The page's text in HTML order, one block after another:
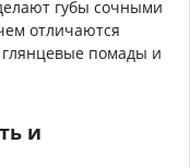
губы сочными
отличаются
помады и
и